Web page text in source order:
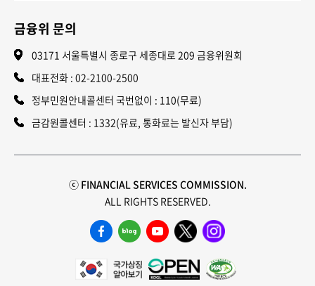
금융위 문의
03171 서울특별시 종로구 세종대로 209 금융위원회
대표전화 : 02-2100-2500
정부민원안내콜센터 국번없이 : 110(무료)
금감원콜센터 : 1332(유료, 통화료는 발신자 부담)
ⓒ FINANCIAL SERVICES COMMISSION.
ALL RIGHTS RESERVED.